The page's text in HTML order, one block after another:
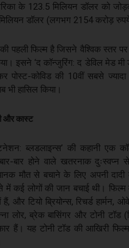
के 123.5 मिलियन डॉलर को
डॉलर (लगभग 2154 करोड़
पहली फिल्म है जिसने वैश्विक स्तर
इसने ‘द कॉन्जुरिंग: द डेविल मेड मी
पोस्ट-कोविड की 10वीं सबसे
भी हासिल किया।
और कास्ट
ब्लडलाइन्स’ की कहानी एक
बार होने वाले खतरनाक
मौत से बचाने के लिए अपनी
में कई लोगों की जान बचाई थी।
और टियो ब्रियोन्स, रिचर्ड हार्मन,
लोर, ब्रेक बासिंगर और टोनी टॉड
हैं। यह टोनी टॉड की आखिरी